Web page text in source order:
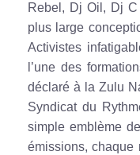
Rebel, Dj Oil, Dj
plus large
Activistes
l’une des
déclaré à la Zulu
Syndicat du
simple emblème
émissions, chaque